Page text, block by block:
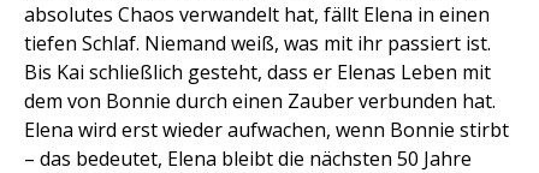
absolutes Chaos verwandelt hat, fällt Elena in einen
tiefen Schlaf. Niemand weiß, was mit ihr passiert ist.
Bis Kai schließlich gesteht, dass er Elenas Leben mit
dem von Bonnie durch einen Zauber verbunden hat.
Elena wird erst wieder aufwachen, wenn Bonnie stirbt
– das bedeutet, Elena bleibt die nächsten 50 Jahre